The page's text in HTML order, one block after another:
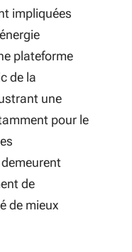
impliquées
plateforme
de la
une
pour le
de
de mieux